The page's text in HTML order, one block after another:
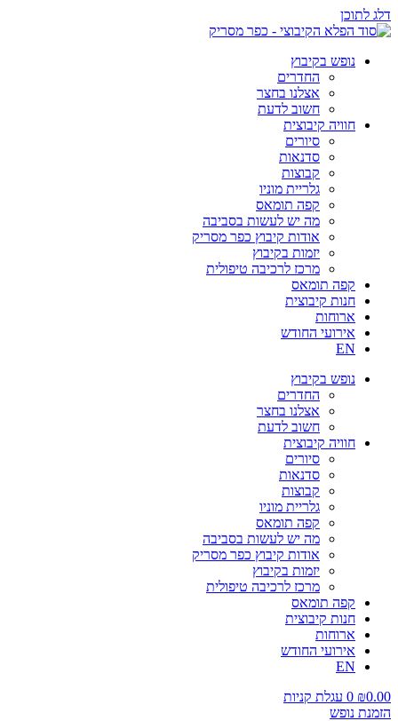
דלג לתוכן
נופש בקיבוץ
החדרים
אצלנו בחצר
חשוב לדעת
חוויה קיבוצית
סיורים
סדנאות
קבוצות
גלריית מוניו
קפה תומאס
מה יש לעשות בסביבה
אודות קיבוץ כפר מסריק
יזמות בקיבוץ
מרכז לרכיבה טיפולית
קפה תומאס
חנות קיבוצית
ארוחות
אירועי החודש
EN
נופש בקיבוץ
החדרים
אצלנו בחצר
חשוב לדעת
חוויה קיבוצית
סיורים
סדנאות
קבוצות
גלריית מוניו
קפה תומאס
מה יש לעשות בסביבה
אודות קיבוץ כפר מסריק
יזמות בקיבוץ
מרכז לרכיבה טיפולית
קפה תומאס
חנות קיבוצית
ארוחות
אירועי החודש
EN
₪0.00
0 עגלת קניות
הזמנת נופש